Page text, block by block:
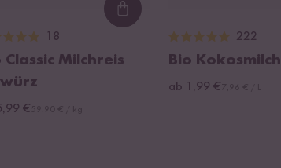
Loading...
18
Classic Milchreis
€
222
Bio Kokosmilch
ab 1,99 €